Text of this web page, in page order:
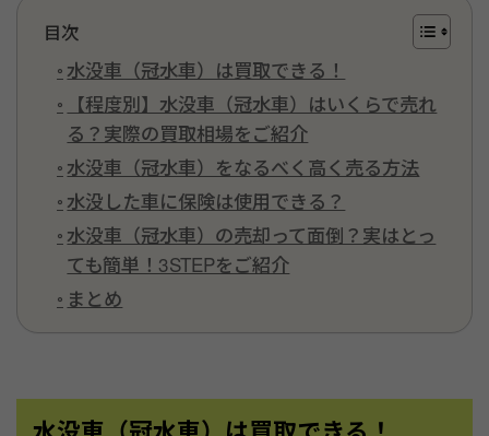
目次
水没車（冠水車）は買取できる！
【程度別】水没車（冠水車）はいくらで売れ
る？実際の買取相場をご紹介
水没車（冠水車）をなるべく高く売る方法
水没した車に保険は使用できる？
水没車（冠水車）の売却って面倒？実はとっ
ても簡単！3STEPをご紹介
まとめ